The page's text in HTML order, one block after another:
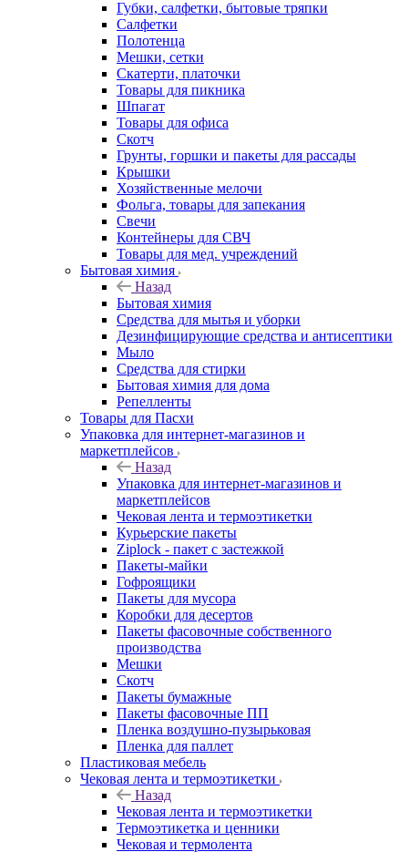
Губки, салфетки, бытовые тряпки
Салфетки
Полотенца
Мешки, сетки
Скатерти, платочки
Товары для пикника
Шпагат
Товары для офиса
Скотч
Грунты, горшки и пакеты для рассады
Крышки
Хозяйственные мелочи
Фольга, товары для запекания
Свечи
Контейнеры для СВЧ
Товары для мед. учреждений
Бытовая химия
Назад
Бытовая химия
Средства для мытья и уборки
Дезинфицирующие средства и антисептики
Мыло
Средства для стирки
Бытовая химия для дома
Репелленты
Товары для Пасхи
Упаковка для интернет-магазинов и
маркетплейсов
Назад
Упаковка для интернет-магазинов и
маркетплейсов
Чековая лента и термоэтикетки
Курьерские пакеты
Ziplock - пакет с застежкой
Пакеты-майки
Гофроящики
Пакеты для мусора
Коробки для десертов
Пакеты фасовочные собственного
производства
Мешки
Скотч
Пакеты бумажные
Пакеты фасовочные ПП
Пленка воздушно-пузырьковая
Пленка для паллет
Пластиковая мебель
Чековая лента и термоэтикетки
Назад
Чековая лента и термоэтикетки
Термоэтикетка и ценники
Чековая и термолента